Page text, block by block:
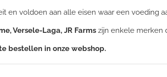
en voldoen aan alle eisen waar een voeding
Versele-Laga, JR Farms zijn enkele merken
bestellen in onze webshop.